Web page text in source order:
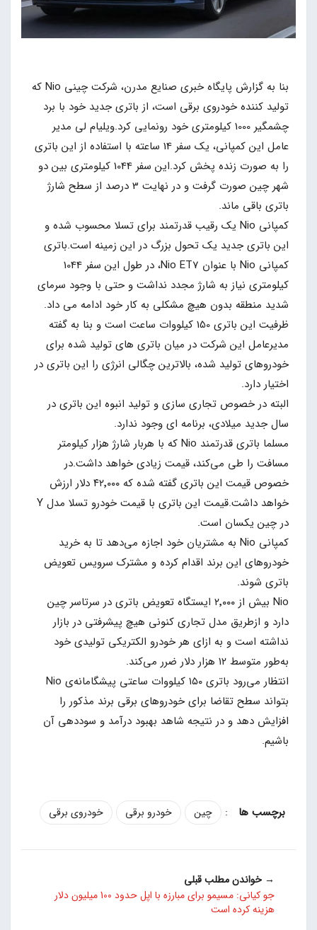
بنا به گزارش پایگاه خبری صنایع مدرن، شرکت چینی Nio که
تولید کننده خودروی برقی است، از باتری جدید خود با برد
چشمگیر 1000 کیلومتری خود رونمایی کرد.ویلیام لی مدیر
عامل این کمپانی، یک سفر 14 ساعته با استفاده از این باتری
را به صورت زنده پخش کرد.این سفر 1044 کیلومتری بین دو
شهر چین صورت گرفت و در نهایت 3 درصد از سطح شارژ
باتری باقی ماند.
کمپانی Nio یک رقیب قدرتمند برای تسلا محسوب شده و
این باتری جدید یک تحول بزرگ در این زمینه است.باتری
کمپانی Nio با عنوان Nio ET7، در طول این سفر 1044
کیلومتری نیاز به شارژ مجدد نداشت و حتی با وجود سرمای
شدید منطقه بدون هیچ مشکلی به کار خود ادامه می داد.
ظرفیت این باتری 150 کیلووات ساعت است و بنا به گفته
مدیرعامل این شرکت در میان باتری های تولید شده برای
خودروهای تولید شده، بالاترین چگالی انرژی را این باتری در
اختیار دارد.
البته در خصوص تجاری سازی و تولید انبوه این باتری در
سال جدید میلادی، برنامه ای وجود ندارد.
مسلما باتری قدرتمند Nio که با هربار شارژ هزار کیلومتر
مسافت را طی می‌کند، قیمت زیادی خواهد داشت.در
خصوص قیمت این باتری گفته شده که ۴۲٬۰۰۰ دلار ارزش
خواهد داشت.قیمت این باتری با قیمت خودرو تسلا مدل Y
در چین یکسان است.
کمپانی Nio به مشتریان خود اجازه می‌دهد تا به خرید
خودروهای این برند اقدام کرده و مشترک سرویس تعویض‌
باتری شوند.
Nio بیش‌ از ۲٬۰۰۰ ایستگاه تعویض باتری در سرتاسر چین
دارد و ازطریق مدل تجاری کنونی هیچ پیشرفتی در بازار
نداشته است و به ازای هر خودرو الکتریکی تولیدی خود
به‌طور متوسط ۱۲ هزار دلار ضرر می‌کند.
انتظار می‌رود باتری ۱۵۰ کیلووات ساعتی پیشگامانه‌ی Nio
بتواند سطح تقاضا برای خودروهای برقی برند مذکور را
افزایش دهد و در نتیجه شاهد بهبود درآمد و سوددهی آن
باشیم.
: چین خودرو برقی خودروی برقی
→ خواندن مطلب قبلی
جو کیانی: مسیمو برای مبارزه با اپل حدود 100 میلیون دلار
هزینه کرده است